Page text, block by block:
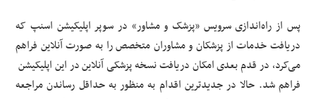
پس از راه‌اندازی سرویس «پزشک و مشاور» در سوپر اپلیکیشن اسنپ که
دریافت خدمات از پزشکان و مشاوران متخصص را به صورت آنلاین فراهم
می‌کرد، در قدم بعدی امکان دریافت نسخه پزشکی آنلاین در این اپلیکیشن
فراهم شد. حالا در جدیدترین اقدام به منظور به حداقل رساندن مراجعه